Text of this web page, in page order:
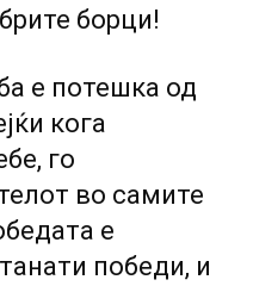
борци!
е потешка од
кога
го
во самите
е
победи, и